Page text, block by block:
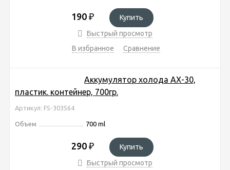
190 ₽
Купить
Быстрый просмотр
В избранное
Сравнение
Аккумулятор холода AX-30,
пластик. контейнер, 700гр.
Артикул: FS-303564
Объем 700 ml
290 ₽
Купить
Быстрый просмотр